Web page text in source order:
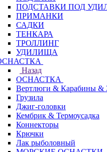
ПОДСТАВКИ ПОД
ПРИМАНКИ
САДКИ
ТЕНКАРА
ТРОЛЛИНГ
УДИЛИЩА
Назад
ОСНАСТКА
Вертлюги & Карабины &
Грузила
Джиг-головки
Кембрик & Термоусадка
Коннекторы
Крючки
Лак рыболовный